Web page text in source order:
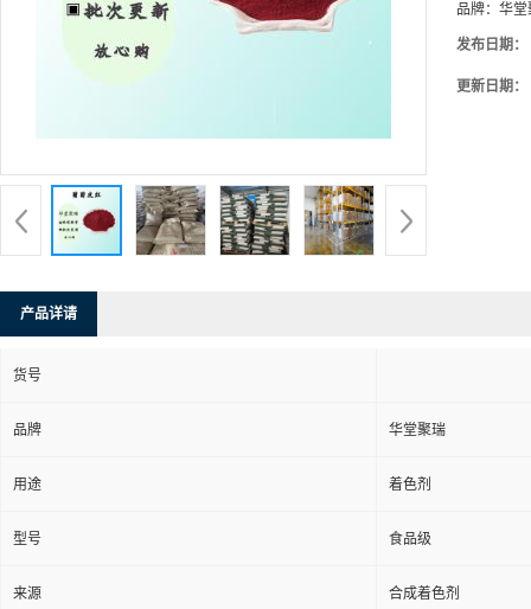
品牌： 华堂
发布日期：
更新日期：
产品详请
货号
品牌 华堂聚瑞
用途 着色剂
型号 食品级
来源 合成着色剂